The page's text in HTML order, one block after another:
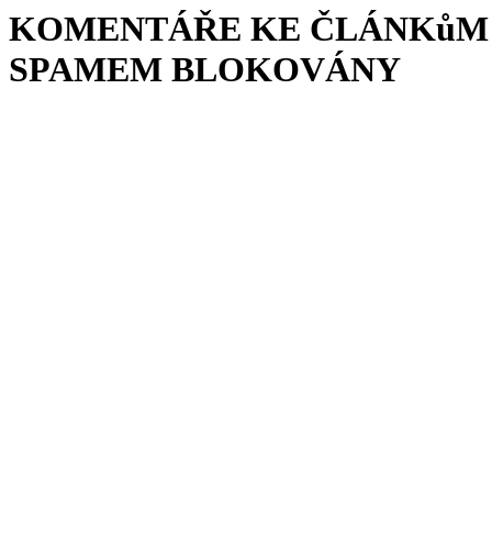
KOMENTÁŘE KE
SPAMEM BLOKOVÁNY